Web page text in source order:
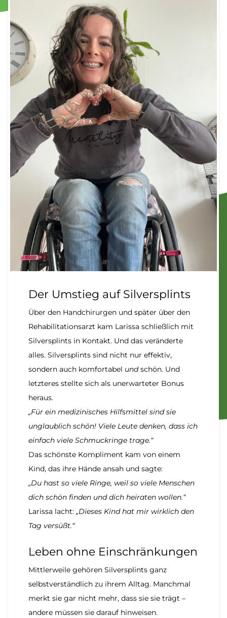
Der Umstieg auf Silversplints
Über den Handchirurgen und später über den
Rehabilitationsarzt kam Larissa schließlich mit
Silversplints in Kontakt. Und das veränderte
alles. Silversplints sind nicht nur effektiv,
sondern auch komfortabel undschön. Und
letzteres stellte sich als unerwarteter Bonus
heraus.
„Für ein medizinisches Hilfsmittel sind sie
unglaublich schön! Viele Leute denken, dass ich
einfach viele Schmuckringe trage.“
Das schönste Kompliment kam von einem
Kind, das ihre Hände ansah und sagte:
„Du hast so viele Ringe, weil so viele Menschen
dich schön finden und dich heiraten wollen.“
Larissa lacht: „Dieses Kind hat mir wirklich den
Tag versüßt.“
Leben ohne Einschränkungen
Mittlerweile gehören Silversplints ganz
selbstverständlich zu ihrem Alltag. Manchmal
merkt sie gar nicht mehr, dass sie sie trägt –
andere müssen sie darauf hinweisen.